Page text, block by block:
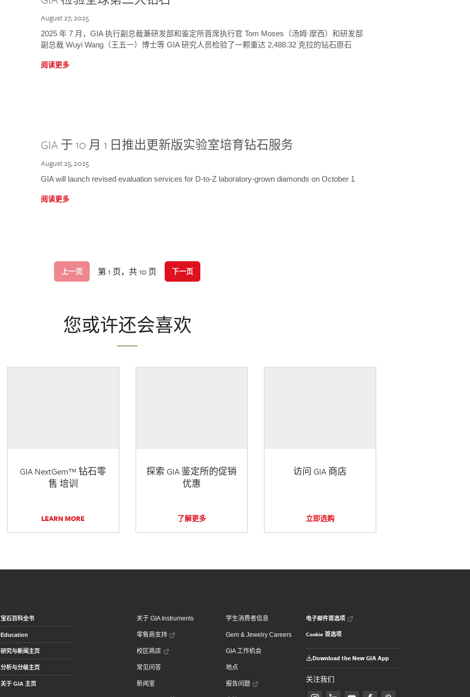
August 27, 2025
2025 年 7 月，GIA 执行副总裁兼研发部和鉴定所首席执行官 Tom Moses（汤姆·摩西）和研发部
副总裁 Wuyi Wang（王五一）博士等 GIA 研究人员检验了一颗重达 2,488.32 克拉的钻石原石
阅读更多
GIA 于 10 月 1 日推出更新版实验室培育钻石服务
August 25, 2025
GIA will launch revised evaluation services for D-to-Z laboratory-grown diamonds on October 1
阅读更多
上一页 第 1 页，共 10 页 下一页
您或许还会喜欢
GIA NextGem™ 钻石零
售 培训
LEARN MORE
探索 GIA 鉴定所的促销
优惠
了解更多
访问 GIA 商店
立即选购
宝石百科全书
Education
研究与新闻主页
分析与分级主页
关于 GIA 主页
关于 GIA Instruments
零售商支持
校区商店
常见问答
新闻室
学生消费者信息
Gem & Jewelry Careers
GIA 工作机会
地点
报告问题
电子邮件首选项
Cookie 首选项
Download the New GIA App
关注我们